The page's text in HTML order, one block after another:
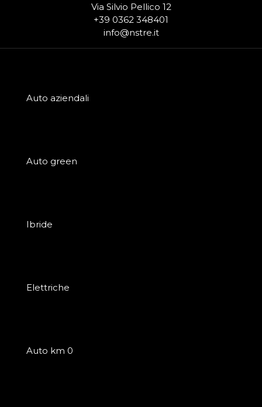
Via Silvio Pellico 12
+39 0362 348401
info@nstre.it
Auto aziendali
Auto green
Ibride
Elettriche
Auto km 0